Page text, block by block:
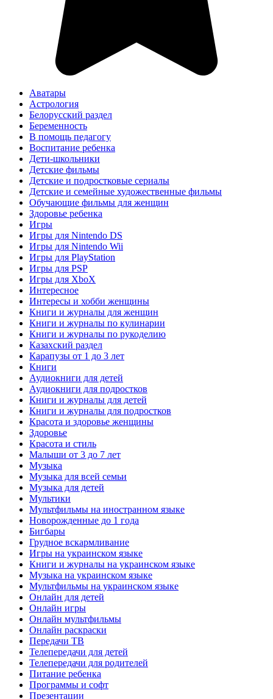
Аватары
Астрология
Белорусский раздел
Беременность
В помощь педагогу
Воспитание ребенка
Дети-школьники
Детские фильмы
Детские и подростковые сериалы
Детские и семейные художественные фильмы
Обучающие фильмы для женщин
Здоровье ребенка
Игры
Игры для Nintendo DS
Игры для Nintendo Wii
Игры для PlayStation
Игры для PSP
Игры для XboX
Интересное
Интересы и хобби женщины
Книги и журналы для женщин
Книги и журналы по кулинарии
Книги и журналы по рукоделию
Казахский раздел
Карапузы от 1 до 3 лет
Книги
Аудиокниги для детей
Аудиокниги для подростков
Книги и журналы для детей
Книги и журналы для подростков
Красота и здоровье женщины
Здоровье
Красота и стиль
Малыши от 3 до 7 лет
Музыка
Музыка для всей семьи
Музыка для детей
Мультики
Мультфильмы на иностранном языке
Новорожденные до 1 года
Бигбары
Грудное вскармливание
Игры на украинском языке
Книги и журналы на украинском языке
Музыка на украинском языке
Мультфильмы на украинском языке
Онлайн для детей
Онлайн игры
Онлайн мультфильмы
Онлайн раскраски
Передачи ТВ
Телепередачи для детей
Телепередачи для родителей
Питание ребенка
Программы и софт
Презентации